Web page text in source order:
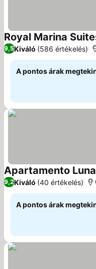
Royal Marina
9,5Kiváló (586 értékelés)
A pontos árak
Apartamento Luna
9,2Kiváló (40 értékelés)
A pontos árak